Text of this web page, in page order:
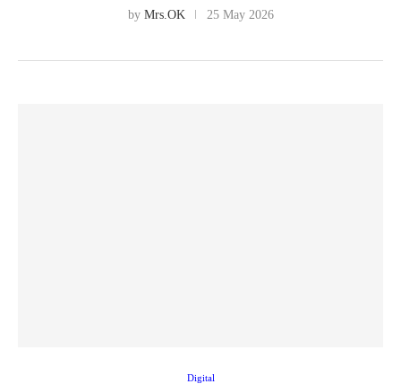
by Mrs.OK 25 May 2026
Digital